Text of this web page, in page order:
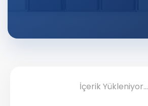
İçerik Yükleniyor...